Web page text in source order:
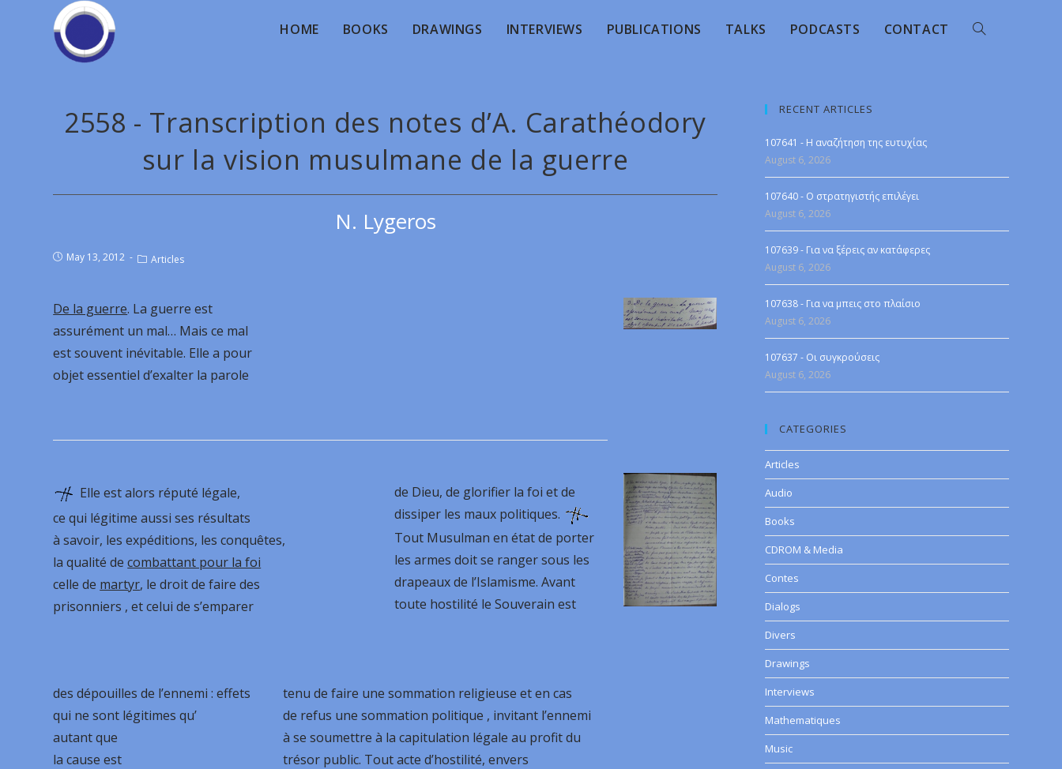
HOME BOOKS DRAWINGS INTERVIEWS PUBLICATIONS TALKS PODCASTS CONTACT
2558 - Transcription des notes d’A. Carathéodory
sur la vision musulmane de la guerre
N. Lygeros
May 13, 2012 Articles
De la guerre. La guerre est
assurément un mal… Mais ce mal
est souvent inévitable. Elle a pour
objet essentiel d’exalter la parole
Elle est alors réputé légale,
ce qui légitime aussi ses résultats
à savoir, les expéditions, les conquêtes,
la qualité decombattant pour la foi
celle de martyr, le droit de faire des
prisonniers , et celui de s’emparer
de Dieu, de glorifier la foi et de
dissiper les maux politiques.
Tout Musulman en état de porter
les armes doit se ranger sous les
drapeaux de l’Islamisme. Avant
toute hostilité le Souverain est
des dépouilles de l’ennemi : effets
qui ne sont légitimes qu’
autant que
la cause est
tenu de faire une sommation religieuse et en cas
de refus une sommation politique , invitant l’ennemi
à se soumettre à la capitulation légale au profit du
trésor public. Tout acte d’hostilité, envers
RECENT ARTICLES
107641 - Η αναζήτηση της ευτυχίας
August 6, 2026
107640 - Ο στρατηγιστής επιλέγει
August 6, 2026
107639 - Για να ξέρεις αν κατάφερες
August 6, 2026
107638 - Για να μπεις στο πλαίσιο
August 6, 2026
107637 - Οι συγκρούσεις
August 6, 2026
CATEGORIES
Articles
Audio
Books
CDROM & Media
Contes
Dialogs
Divers
Drawings
Interviews
Mathematiques
Music